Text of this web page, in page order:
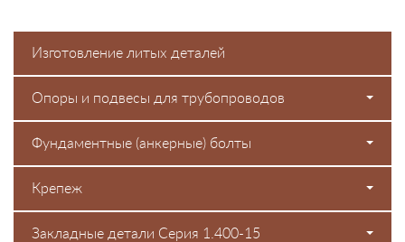
Изготовление литых деталей
Опоры и подвесы для трубопроводов
Фундаментные (анкерные) болты
Крепеж
Закладные детали Серия 1.400-15